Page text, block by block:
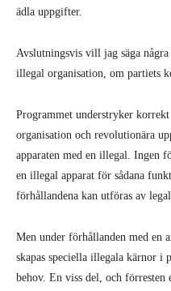
ädla uppgifter.
Avslutningsvis vill jag säga
illegal organisation, om partiets
Programmet understryker
organisation och revolutionära
apparaten med en illegal. Ingen
en illegal apparat för sådana
förhållandena kan utföras av
Men under förhållanden med en
skapas speciella illegala kärnor i
behov. En viss del, och